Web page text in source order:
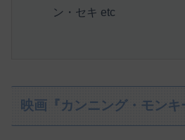
ン・セキ etc
映画『カンニング・モン